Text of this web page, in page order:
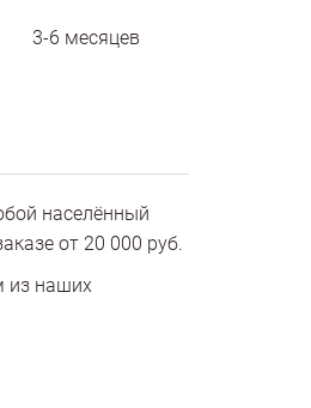
3-6 месяцев
населённый
от 20 000 руб.
из наших